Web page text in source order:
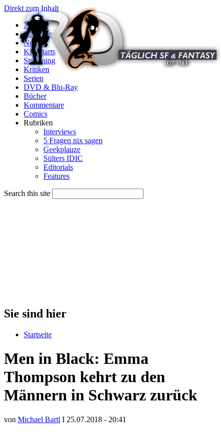
Direkt zum Inhalt
X
Startseite
News
Kinostarts
Streaming
Kritiken
Serien
DVD & Blu-Ray
Bücher
Kommentare
Comics
Rubriken
Interviews
5 Fragen nix sagen
Geekplauze
Sülters IDIC
Editorials
Features
Search this site
Sie sind hier
Startseite
Men in Black: Emma
Thompson kehrt zu den
Männern in Schwarz zurück
von Michael Bartl I 25.07.2018 - 20:41